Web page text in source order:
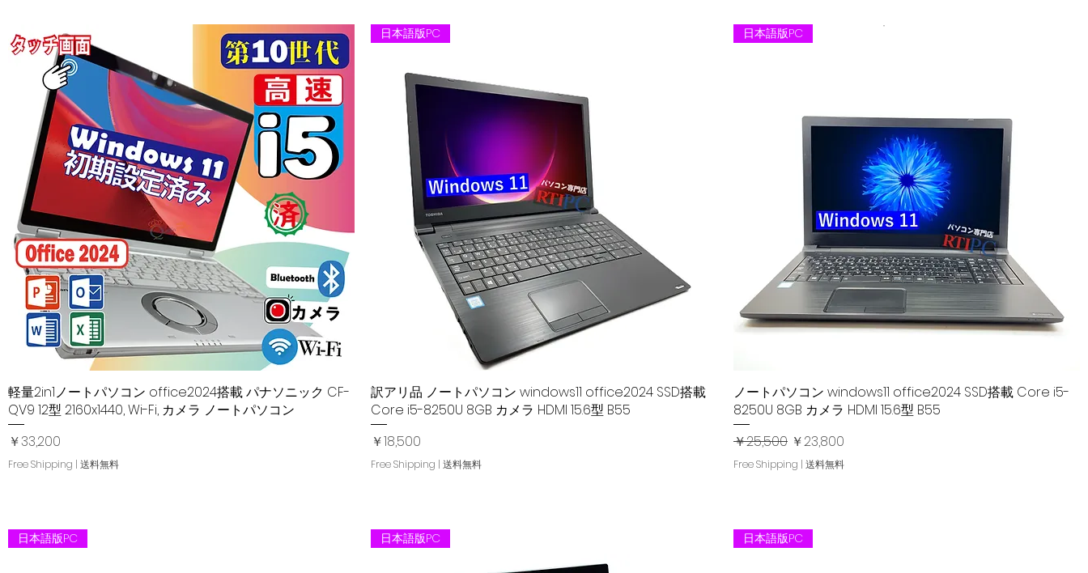
クイックビュー
軽量2in1ノートパソコン office2024搭載 パナソニック CF-
QV9 12型 2160x1440, Wi-Fi, カメラ ノートパソコン
価格
￥33,200
Free Shipping | 送料無料
クイックビュー
日本語版PC
訳アリ品 ノートパソコン windows11 office2024 SSD搭載
Core i5-8250U 8GB カメラ HDMI 15.6型 B55
価格
￥18,500
Free Shipping | 送料無料
クイックビュー
日本語版PC
ノートパソコン windows11 office2024 SSD搭載 Core i5-
8250U 8GB カメラ HDMI 15.6型 B55
通常価格
￥25,500 セール価格
￥23,800
Free Shipping | 送料無料
日本語版PC 日本語版PC 日本語版PC